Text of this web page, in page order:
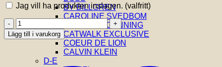
BY BILLGREN
CAROLINE SVEDBOM
CAROLINA GYNNING
CATWALK EXCLUSIVE
COEUR DE LION
CALVIN KLEIN
D-E
Jag vill ha produkten inslagen. (valfritt)
CAROLINE
SVEDBOM
-
STATEMENT
Lägg till i varukorg